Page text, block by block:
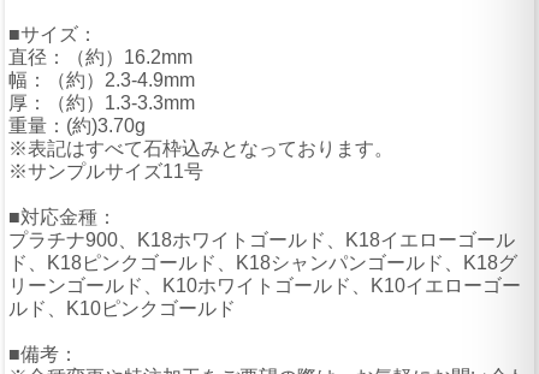
■サイズ：
直径：（約）16.2mm
幅：（約）2.3-4.9mm
厚：（約）1.3-3.3mm
重量：(約)3.70g
※表記はすべて石枠込みとなっております。
※サンプルサイズ11号
■対応金種：
プラチナ900、K18ホワイトゴールド、K18イエローゴール
ド、K18ピンクゴールド、K18シャンパンゴールド、K18グ
リーンゴールド、K10ホワイトゴールド、K10イエローゴー
ルド、K10ピンクゴールド
■備考：